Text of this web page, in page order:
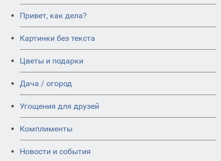
Привет, как дела?
Картинки без текста
Цветы и подарки
Дача / огород
Угощения для друзей
Комплименты
Новости и события